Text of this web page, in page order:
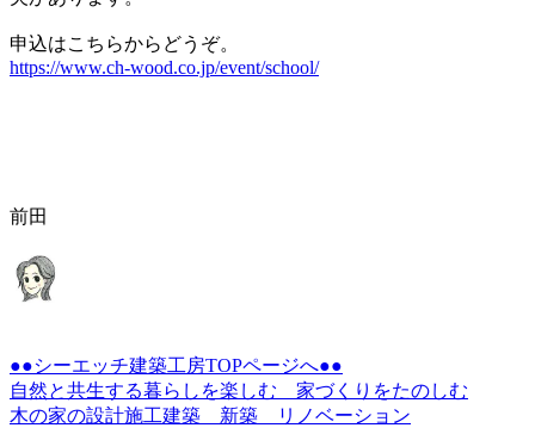
申込はこちらからどうぞ。
https://www.ch-wood.co.jp/event/school/
前田
●●シーエッチ建築工房TOPページへ●●
自然と共生する暮らしを楽しむ 家づくりをたのしむ
木の家の設計施工建築 新築 リノベーション